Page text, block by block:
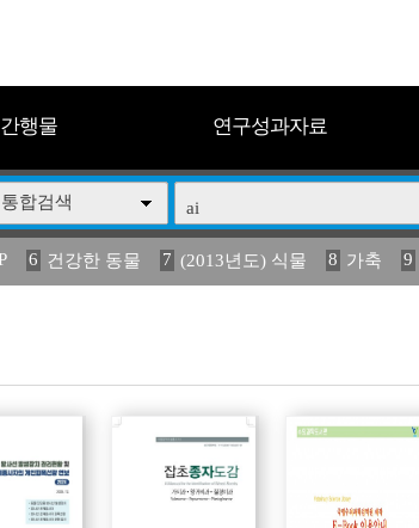
행물 연구성과자료
통합검색
6 건강한 동물 7 (2013년도) 식물 8 가축 9
) 식 15 구제역 16 관리 17 연보 18 2023